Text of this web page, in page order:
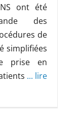
ont été
des
de
simplifiées
prise en
... lire